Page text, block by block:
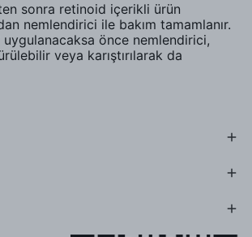
sonra retinoid içerikli ürün
nemlendirici ile bakım tamamlanır.
uygulanacaksa önce nemlendirici,
veya karıştırılarak da